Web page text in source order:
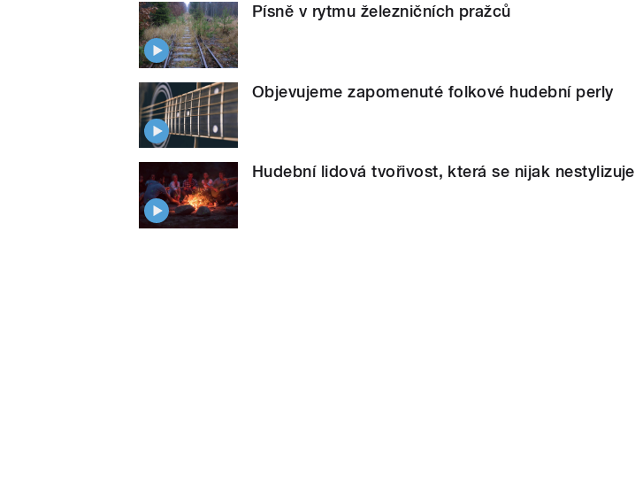
Písně v rytmu železničních pražců
Objevujeme zapomenuté folkové hudební perly
Hudební lidová tvořivost, která se nijak nestylizuje